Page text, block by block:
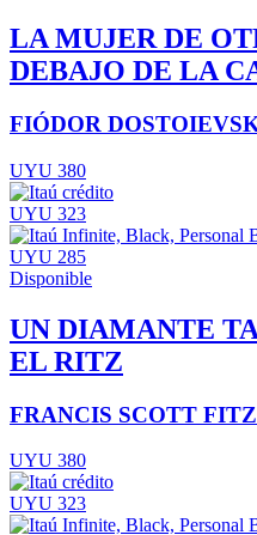
LA MUJER DE
DEBAJO DE LA
FIÓDOR
UYU 380
UYU 323
UYU 285
Disponible
UN DIAMANTE
EL RITZ
FRANCIS SCOTT
UYU 380
UYU 323